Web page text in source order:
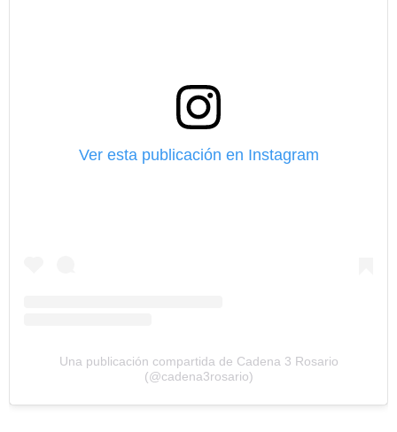
Ver esta publicación en Instagram
Una publicación compartida de Cadena 3 Rosario
(@cadena3rosario)